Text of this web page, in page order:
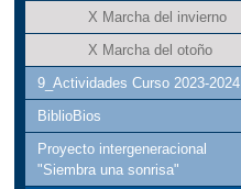
X Marcha del invierno
X Marcha del otoño
9_Actividades Curso 2023-2024
BiblioBios
Proyecto intergeneracional
"Siembra una sonrisa"